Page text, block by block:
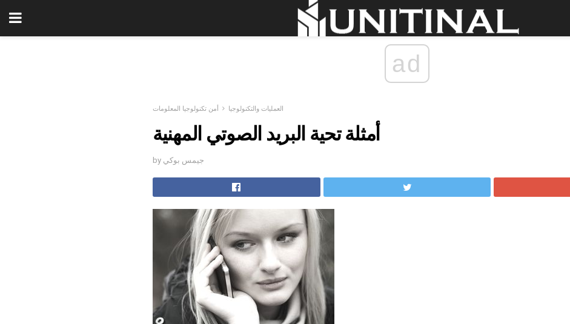
ad
العمليات والتكنولوجيا أمن تكنولوجيا المعلومات
أمثلة تحية البريد الصوتي المهنية
by جيمس بوكي